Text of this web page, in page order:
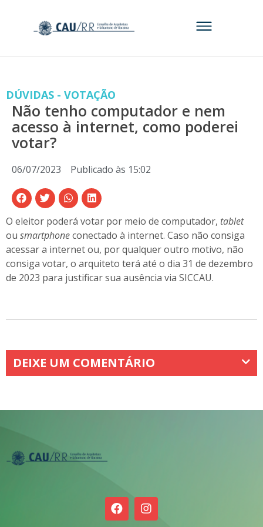
DÚVIDAS - VOTAÇÃO
Não tenho computador e nem
acesso à internet, como poderei
votar?
06/07/2023 Publicado às 15:02
O eleitor poderá votar por meio de computador, tablet
ou smartphoneconectado à internet. Caso não consiga
acessar a internet ou, por qualquer outro motivo, não
consiga votar, o arquiteto terá até o dia 31 de dezembro
de 2023 para justificar sua ausência via SICCAU.
DEIXE UM COMENTÁRIO